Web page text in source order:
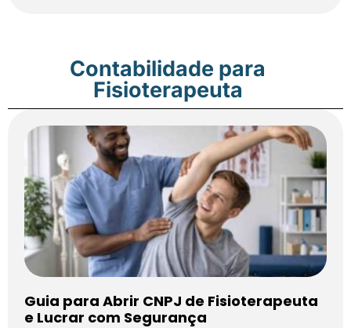
Contabilidade para
Fisioterapeuta
Guia para Abrir CNPJ de Fisioterapeuta
e Lucrar com Segurança